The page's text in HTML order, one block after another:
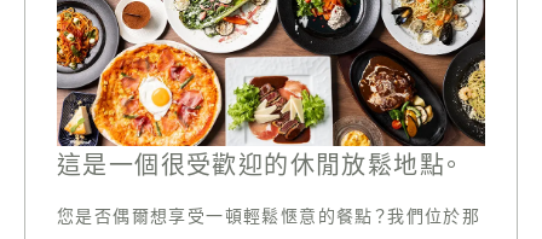
這是一個很受歡迎的休閒放鬆地點。
您是否偶爾想享受一頓輕鬆愜意的餐點？我們位於那